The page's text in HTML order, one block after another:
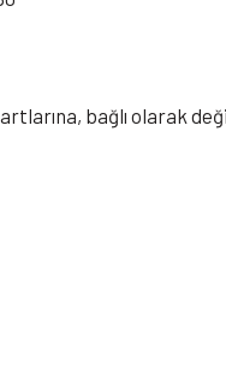
bağlı olarak